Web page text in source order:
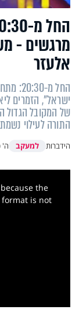
מרגשים -
אלעזר
החל
ישראל", הזמרים
של המקובל הגדול
התורה לעילוי
הידברות למעקב ה'
the
is not